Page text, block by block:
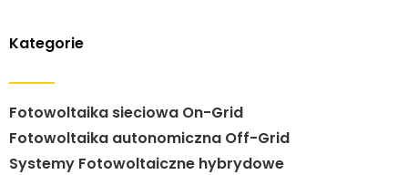
Kategorie
Fotowoltaika sieciowa On-Grid
Fotowoltaika autonomiczna Off-Grid
Systemy Fotowoltaiczne hybrydowe